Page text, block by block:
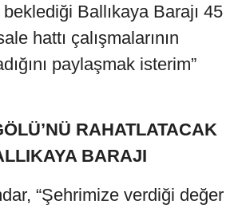
beklediği Ballıkaya Barajı 45
hattı çalışmalarının
paylaşmak isterim”
RAHATLATACAK
BARAJI
“Şehrimize verdiği değer